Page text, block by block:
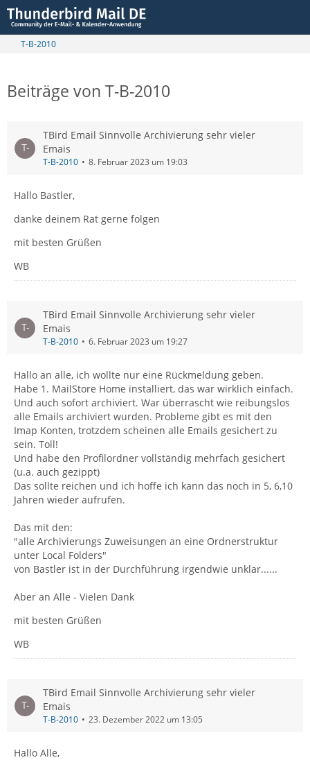
T-B-2010
Beiträge von T-B-2010
TBird Email Sinnvolle Archivierung sehr vieler
Emais
T-B-2010 8. Februar 2023 um 19:03
Hallo Bastler,
danke deinem Rat gerne folgen
mit besten Grüßen
WB
TBird Email Sinnvolle Archivierung sehr vieler
Emais
T-B-2010 6. Februar 2023 um 19:27
Hallo an alle, ich wollte nur eine Rückmeldung geben.
Habe 1. MailStore Home installiert, das war wirklich einfach.
Und auch sofort archiviert. War überrascht wie reibungslos
alle Emails archiviert wurden. Probleme gibt es mit den
Imap Konten, trotzdem scheinen alle Emails gesichert zu
sein. Toll!
Und habe den Profilordner vollständig mehrfach gesichert
(u.a. auch gezippt)
Das sollte reichen und ich hoffe ich kann das noch in 5, 6,10
Jahren wieder aufrufen.
Das mit den:
"alle Archivierungs Zuweisungen an eine Ordnerstruktur
unter Local Folders"
von Bastler ist in der Durchführung irgendwie unklar......
Aber an Alle - Vielen Dank
mit besten Grüßen
WB
TBird Email Sinnvolle Archivierung sehr vieler
Emais
T-B-2010 23. Dezember 2022 um 13:05
Hallo Alle,